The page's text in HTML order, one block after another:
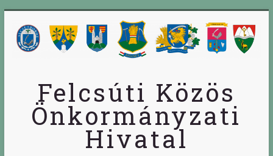
Felcsúti Közös
Önkormányzati
Hivatal